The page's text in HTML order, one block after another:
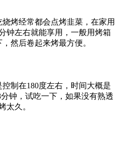
烤经常都会点烤韭菜，在家用
钟左右就能享用，一般用烤箱
然后卷起来烤最方便。
制在180度左右，时间大概是
钟，试吃一下，如果没有熟透
太久。